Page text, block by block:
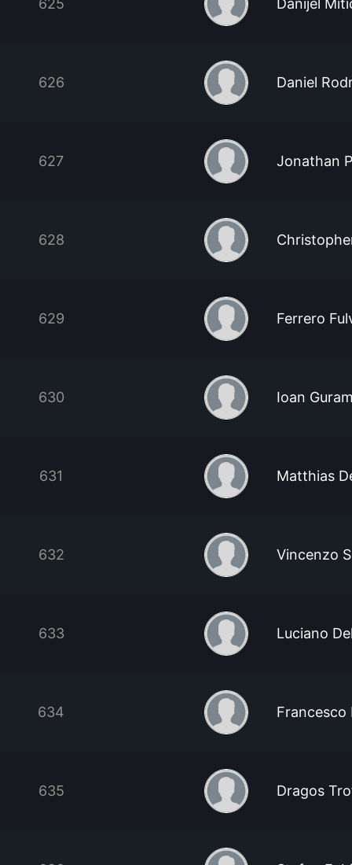
625 Danijel
626 Daniel
627 Jonathan
628
629 Ferrero
630 Ioan
631 Matthias
632 Vincenzo
633 Luciano
634 Francesco
635 Dragos